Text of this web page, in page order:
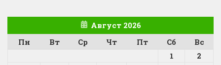
Август 2026
Пн
Вт Ср Чт Пт Сб
Вс
1
2